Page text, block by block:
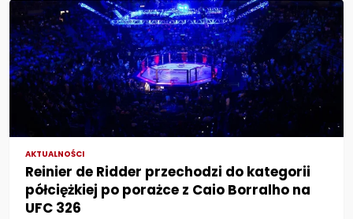
AKTUALNOŚCI
Reinier de Ridder przechodzi do kategorii
półciężkiej po porażce z Caio Borralho na
UFC 326